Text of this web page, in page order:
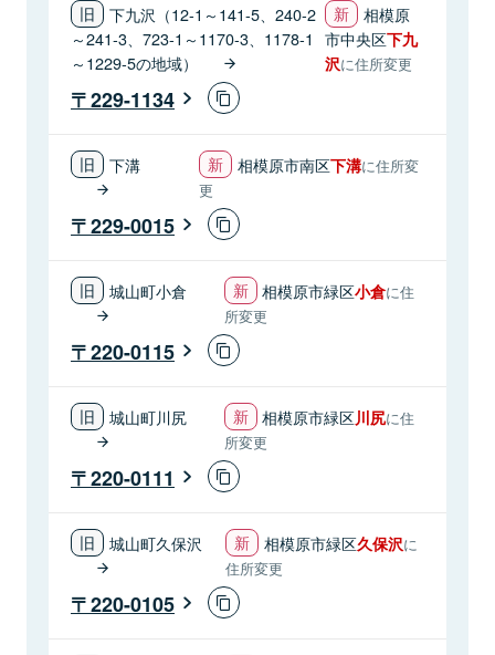
下九沢（12-1～141-5、240-2
～241-3、723-1～1170-3、1178-1
～1229-5の地域）
相模原
市中央区下九
沢に住所変更
229-1134
下溝 相模原市南区下溝に住所変
更
229-0015
城山町小倉 相模原市緑区小倉に住
所変更
220-0115
城山町川尻 相模原市緑区川尻に住
所変更
220-0111
城山町久保沢 相模原市緑区久保沢に
住所変更
220-0105